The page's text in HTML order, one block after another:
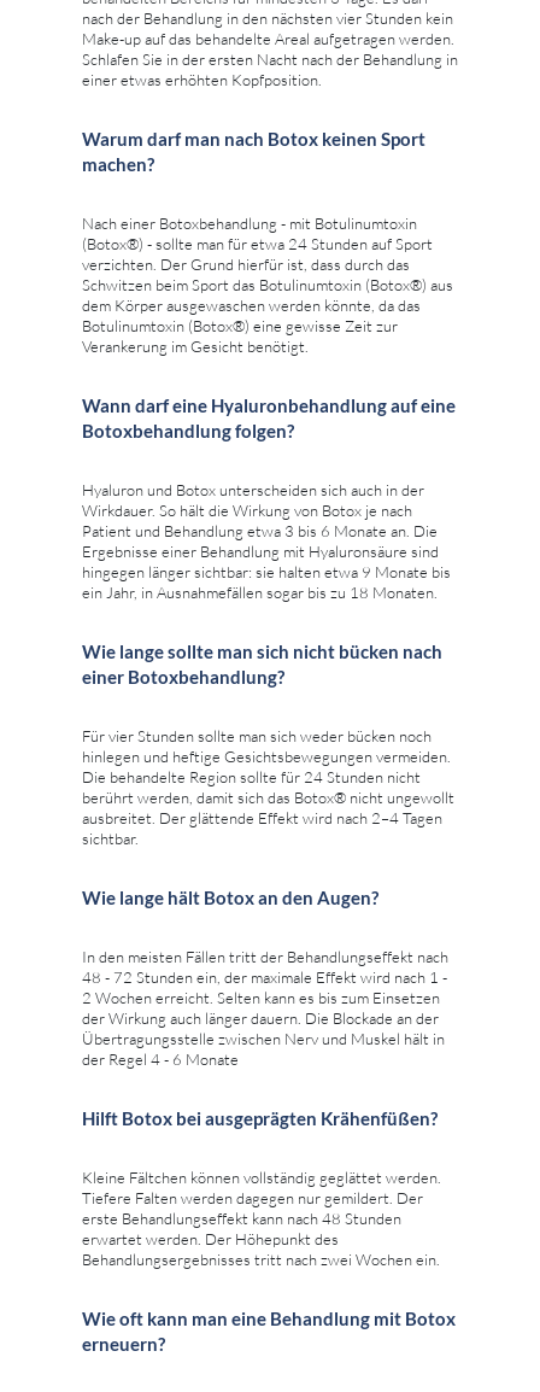
nach der Behandlung in den nächsten vier Stunden kein
Make-up auf das behandelte Areal aufgetragen werden.
Schlafen Sie in der ersten Nacht nach der Behandlung in
einer etwas erhöhten Kopfposition.
Warum darf man nach Botox keinen Sport
machen?
Nach einer Botoxbehandlung - mit Botulinumtoxin
(Botox®) - sollte man für etwa 24 Stunden auf Sport
verzichten. Der Grund hierfür ist, dass durch das
Schwitzen beim Sport das Botulinumtoxin (Botox®) aus
dem Körper ausgewaschen werden könnte, da das
Botulinumtoxin (Botox®) eine gewisse Zeit zur
Verankerung im Gesicht benötigt.
Wann darf eine Hyaluronbehandlung auf eine
Botoxbehandlung folgen?
Hyaluron und Botox unterscheiden sich auch in der
Wirkdauer. So hält die Wirkung von Botox je nach
Patient und Behandlung etwa 3 bis 6 Monate an. Die
Ergebnisse einer Behandlung mit Hyaluronsäure sind
hingegen länger sichtbar: sie halten etwa 9 Monate bis
ein Jahr, in Ausnahmefällen sogar bis zu 18 Monaten.
Wie lange sollte man sich nicht bücken nach
einer Botoxbehandlung?
Für vier Stunden sollte man sich weder bücken noch
hinlegen und heftige Gesichtsbewegungen vermeiden.
Die behandelte Region sollte für 24 Stunden nicht
berührt werden, damit sich das Botox® nicht ungewollt
ausbreitet. Der glättende Effekt wird nach 2–4 Tagen
sichtbar.
Wie lange hält Botox an den Augen?
In den meisten Fällen tritt der Behandlungseffekt nach
48 - 72 Stunden ein, der maximale Effekt wird nach 1 -
2 Wochen erreicht. Selten kann es bis zum Einsetzen
der Wirkung auch länger dauern. Die Blockade an der
Übertragungsstelle zwischen Nerv und Muskel hält in
der Regel 4 - 6 Monate
Hilft Botox bei ausgeprägten Krähenfüßen?
Kleine Fältchen können vollständig geglättet werden.
Tiefere Falten werden dagegen nur gemildert. Der
erste Behandlungseffekt kann nach 48 Stunden
erwartet werden. Der Höhepunkt des
Behandlungsergebnisses tritt nach zwei Wochen ein.
Wie oft kann man eine Behandlung mit Botox
erneuern?